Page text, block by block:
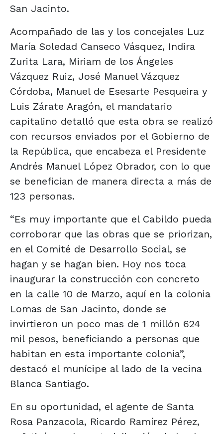
San Jacinto.
Acompañado de las y los concejales Luz
María Soledad Canseco Vásquez, Indira
Zurita Lara, Miriam de los Ángeles
Vázquez Ruiz, José Manuel Vázquez
Córdoba, Manuel de Esesarte Pesqueira y
Luis Zárate Aragón, el mandatario
capitalino detalló que esta obra se realizó
con recursos enviados por el Gobierno de
la República, que encabeza el Presidente
Andrés Manuel López Obrador, con lo que
se benefician de manera directa a más de
123 personas.
“Es muy importante que el Cabildo pueda
corroborar que las obras que se priorizan,
en el Comité de Desarrollo Social, se
hagan y se hagan bien. Hoy nos toca
inaugurar la construcción con concreto
en la calle 10 de Marzo, aquí en la colonia
Lomas de San Jacinto, donde se
invirtieron un poco mas de 1 millón 624
mil pesos, beneficiando a personas que
habitan en esta importante colonia”,
destacó el munícipe al lado de la vecina
Blanca Santiago.
En su oportunidad, el agente de Santa
Rosa Panzacola, Ricardo Ramírez Pérez,